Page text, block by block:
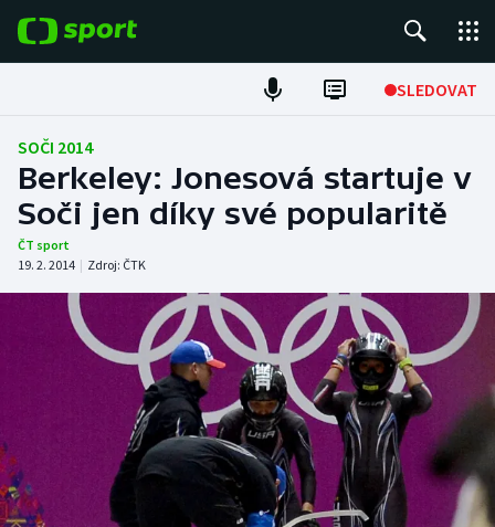
SLEDOVAT
Fotbal
Hokej
Tenis
Atletika
Cyklistika
Americký fotbal
Baseball a softbal
NEPŘEHLÉDNĚTE
Soutěže
SOČI 2014
Berkeley: Jonesová startuje v
Soči jen díky své popularitě
ČT sport
19. 2. 2014 | Zdroj: ČTK